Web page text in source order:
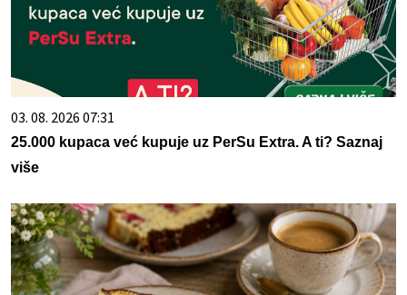
03. 08. 2026 07:31
25.000 kupaca već kupuje uz PerSu Extra. A ti? Saznaj
više